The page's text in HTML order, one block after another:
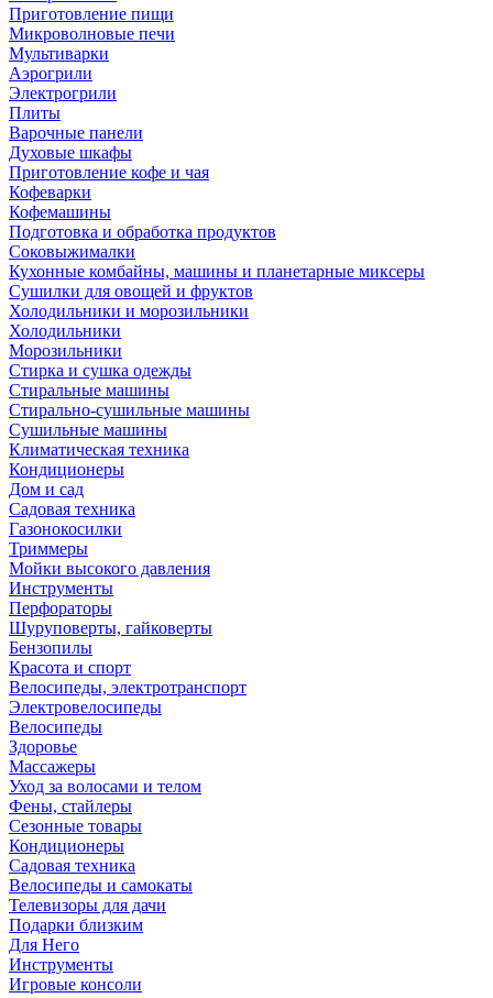
Приготовление пищи
Микроволновые печи
Мультиварки
Аэрогрили
Электрогрили
Плиты
Варочные панели
Духовые шкафы
Приготовление кофе и чая
Кофеварки
Кофемашины
Подготовка и обработка продуктов
Соковыжималки
Кухонные комбайны, машины и планетарные миксеры
Сушилки для овощей и фруктов
Холодильники и морозильники
Холодильники
Морозильники
Стирка и сушка одежды
Стиральные машины
Стирально-сушильные машины
Сушильные машины
Климатическая техника
Кондиционеры
Дом и сад
Садовая техника
Газонокосилки
Триммеры
Мойки высокого давления
Инструменты
Перфораторы
Шуруповерты, гайковерты
Бензопилы
Красота и спорт
Велосипеды, электротранспорт
Электровелосипеды
Велосипеды
Здоровье
Массажеры
Уход за волосами и телом
Фены, стайлеры
Сезонные товары
Кондиционеры
Садовая техника
Велосипеды и самокаты
Телевизоры для дачи
Подарки близким
Для Него
Инструменты
Игровые консоли